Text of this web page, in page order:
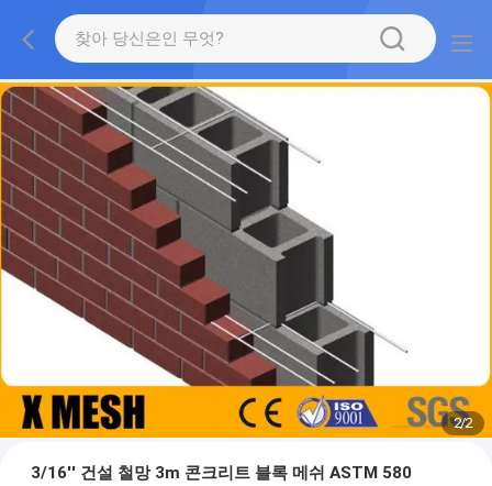
2/2
3/16'' 건설 철망 3m 콘크리트 블록 메쉬 ASTM 580